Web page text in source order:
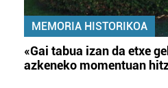
MEMORIA HISTORIKOA
«Gai tabua izan da etxe
azkeneko momentuan